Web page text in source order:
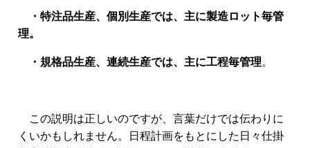
・特注品生産、個別生産では、主に製造ロット毎管
理。
・規格品生産、連続生産では、主に工程毎管理。
この説明は正しいのですが、言葉だけでは伝わりに
くいかもしれません。日程計画をもとにした日々仕掛